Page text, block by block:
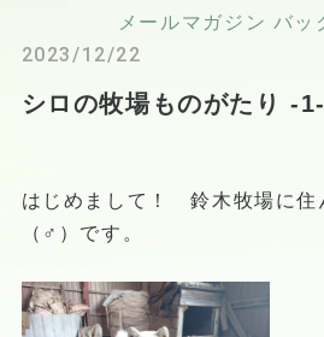
メールマガジン バッ
2023/12/22
シロの牧場ものがたり -1-
はじめまして！鈴木牧場に住
（♂）です。